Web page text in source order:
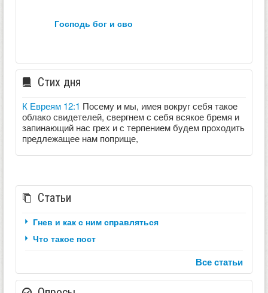
господь бог и сво
Стих дня
К Евреям 12:1 Посему и мы, имея вокруг себя такое
облако свидетелей, свергнем с себя всякое бремя и
запинающий нас грех и с терпением будем проходить
предлежащее нам поприще,
Статьи
Гнев и как с ним справляться
Что такое пост
Все статьи